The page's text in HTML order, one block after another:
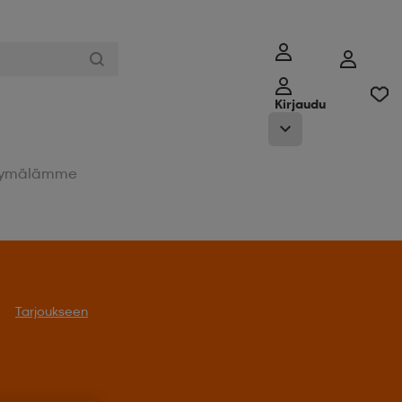
Kirjaudu
Tarjoukseen